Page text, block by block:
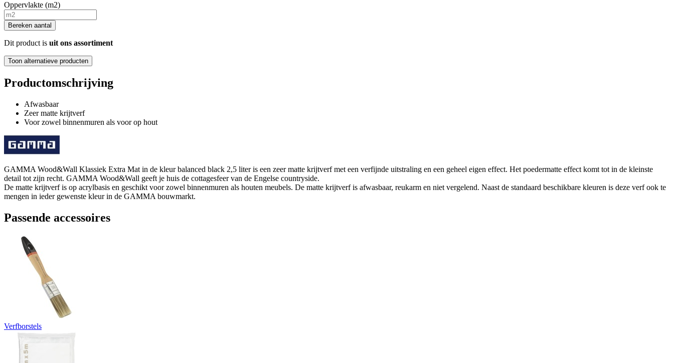
Oppervlakte (m2)
Bereken aantal
Dit product is uit ons assortiment
Toon alternatieve producten
Productomschrijving
Afwasbaar
Zeer matte krijtverf
Voor zowel binnenmuren als voor op hout
GAMMA Wood&Wall Klassiek Extra Mat in de kleur balanced black 2,5 liter is een zeer matte krijtverf met een verfijnde uitstraling en een geheel eigen effect. Het poedermatte effect komt tot in de kleinste
detail tot zijn recht. GAMMA Wood&Wall geeft je huis de cottagesfeer van de Engelse countryside.
De matte krijtverf is op acrylbasis en geschikt voor zowel binnenmuren als houten meubels. De matte krijtverf is afwasbaar, reukarm en niet vergelend. Naast de standaard beschikbare kleuren is deze verf ook te
mengen in ieder gewenste kleur in de GAMMA bouwmarkt.
Passende accessoires
Verfborstels